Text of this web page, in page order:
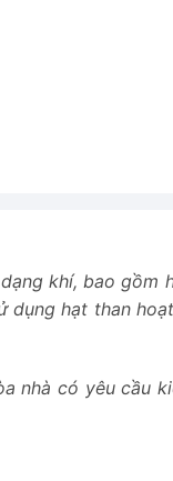
khí, bao gồm
dụng hạt than
nhà có yêu cầu